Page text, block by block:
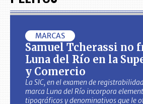
MARCAS
Samuel Tcherassi no
Luna del Río en la
y Comercio
La SIC, en el examen de
marca Luna del Río incorpora
tipográficos y denominativos que le